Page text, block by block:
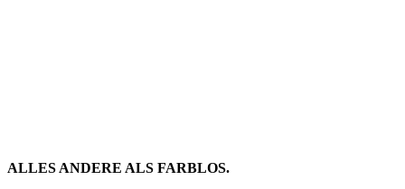
ALLES ANDERE ALS FARBLOS.